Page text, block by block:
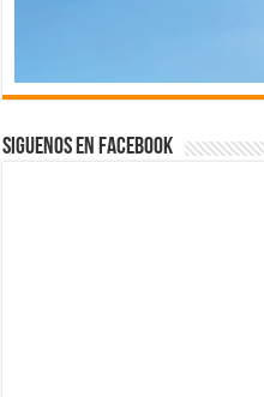
Siguenos en Facebook